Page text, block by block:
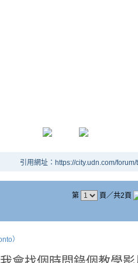
引用網址：https://city.udn.com/
第 頁／共2頁
）